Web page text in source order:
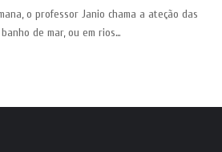
o professor Janio chama a ateção das
de mar, ou em rios…